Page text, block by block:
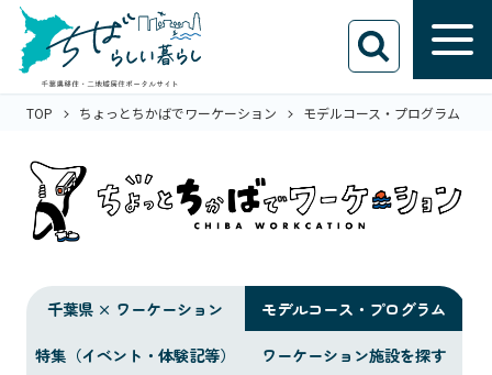
TOP ちょっとちかばでワーケーション モデルコース・プログラム
千葉県 × ワーケーション
モデルコース・プログラム
特集（イベント・体験記等）
ワーケーション施設を探す